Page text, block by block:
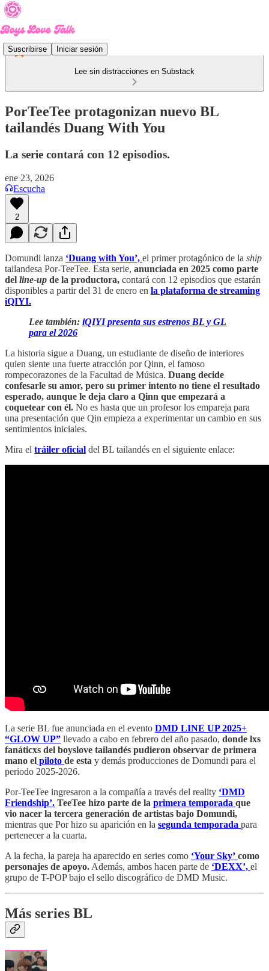
Suscribirse Iniciar sesión
Lee sin distracciones en Substack
PorTeeTee protagonizan nuevo BL
tailandés Duang With You
La serie contará con 12 episodios.
ene 23, 2026
Escucha
2
Domundi lanza ‘Duang with You’, el primer protagónico de la ship
tailandesa Por-TeeTee. Esta serie, anunciada en 2025 como parte
del line-up de la productora, contará con 12 episodios que estarán
disponibles a partir del 31 de enero en la plataforma de streaming
iQIYI.
Lee también: iQIYI presenta sus estrenos BL y GL
para el 2026
La historia sigue a Duang, un estudiante de diseño de interiores
quien siente una fuerte atracción por Qinn, el famoso
rompecorazones de la Facultad de Música. Duang decide
confesarle su amor, pero su primer intento no tiene el resultado
esperado, aunque le deja claro a Qinn que empezará a
coquetear con él. No es hasta que un profesor los empareja para
una presentación que Qin empieza a experimentar un cambio en sus
sentimientos iniciales.
Mira el tráiler oficial del BL tailandés en el siguiente enlace:
La serie BL fue anunciada en el evento DMD LINE UP 2025+
“GLOW UP” llevado a cabo en febrero del año pasado, donde lxs
fanáticxs del boyslove tailandés pudieron observar de primera
mano el piloto de esta y demás producciones de Domundi para el
periodo 2025-2026.
Por-TeeTee ingresaron a la compañía a través del reality ‘DMD
Friendship’. TeeTee hizo parte de la primera temporada que
vio nacer la tercera generación de artistas bajo Domundi,
mientras que Por hizo su aparición en la segunda temporada para
pertenecer a la cuarta.
A la fecha, la pareja ha aparecido en series como ‘Your Sky’ como
personajes de apoyo. Además, ambos hacen parte de ‘DEXX’, el
grupo de T-POP bajo el sello discográfico de DMD Music.
Más series BL